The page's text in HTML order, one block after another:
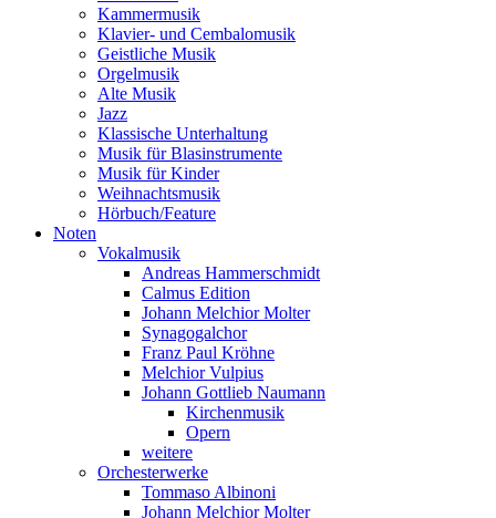
Kammermusik
Klavier- und Cembalomusik
Geistliche Musik
Orgelmusik
Alte Musik
Jazz
Klassische Unterhaltung
Musik für Blasinstrumente
Musik für Kinder
Weihnachtsmusik
Hörbuch/Feature
Noten
Vokalmusik
Andreas Hammerschmidt
Calmus Edition
Johann Melchior Molter
Synagogalchor
Franz Paul Kröhne
Melchior Vulpius
Johann Gottlieb Naumann
Kirchenmusik
Opern
weitere
Orchesterwerke
Tommaso Albinoni
Johann Melchior Molter